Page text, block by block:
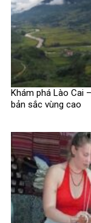
Khám phá Lào Cai
bản sắc vùng cao